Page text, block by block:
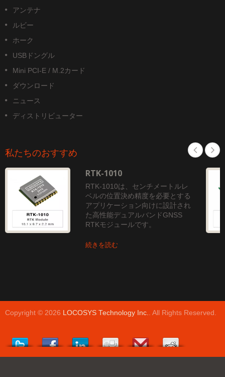
アンテナ
ルビー
ホーク
USBドングル
Mini PCI-E / M.2カード
ダウンロード
ニュース
ディストリビューター
私たちのおすすめ
RTK-1010
RTK-1010は、センチメートルレ
ベルの位置決め精度を必要とする
アプリケーション向けに設計され
た高性能デュアルバンドGNSS
RTKモジュールです。
続きを読む
Copyright © 2026 LOCOSYS Technology Inc.. All Rights Reserved.